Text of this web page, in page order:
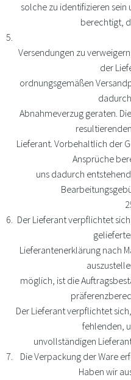
solche zu identifizieren sein
berechtigt,
Versendungen zu
der
ordnungsgemäßen
Abnahmeverzug geraten.
Lieferant. Vorbehaltlich der
Ansprüche
uns dadurch
Der Lieferant verpflichtet
Lieferantenerklärung nach
möglich, ist die
Der Lieferant verpflichtet
fehlenden,
unvollständigen
Die Verpackung der Ware
Haben wir